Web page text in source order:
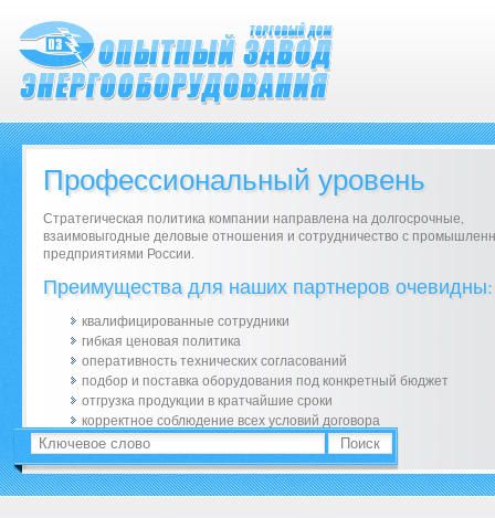
Профессиональный уровень
Стратегическая политика компании направлена на долгосрочные,
взаимовыгодные деловые отношения и сотрудничество с
предприятиями России.
Преимущества для наших партнеров очевидны:
квалифицированные сотрудники
гибкая ценовая политика
оперативность технических согласований
подбор и поставка оборудования под конкретный бюджет
отгрузка продукции в кратчайшие сроки
корректное соблюдение всех условий договора